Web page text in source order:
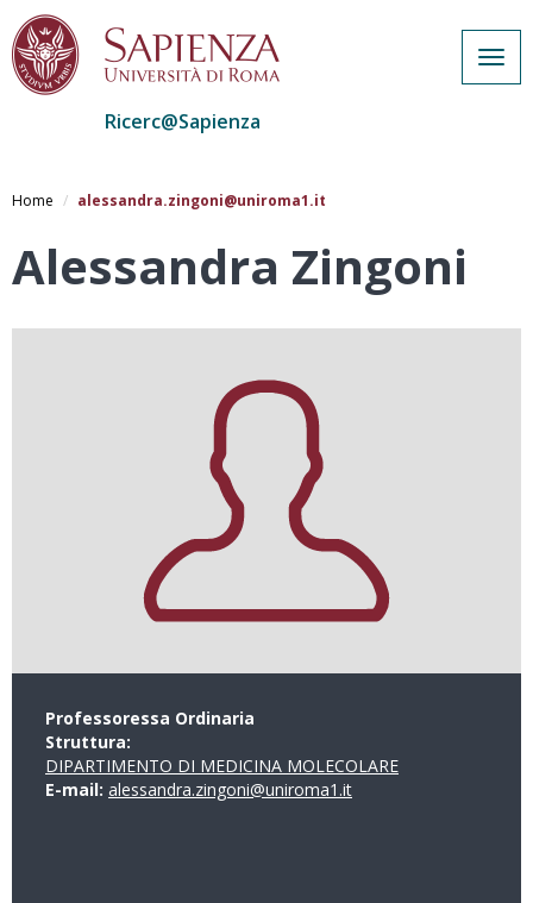
al
principale
Ricerc@Sapienza
Home alessandra.zingoni@uniroma1.it
Alessandra Zingoni
Professoressa Ordinaria
Struttura:
DIPARTIMENTO DI MEDICINA MOLECOLARE
E-mail: alessandra.zingoni@uniroma1.it